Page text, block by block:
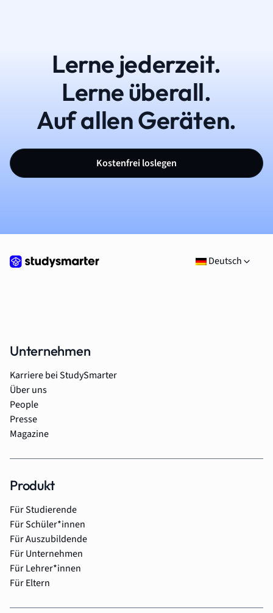
Lerne jederzeit.
Lerne überall.
Auf allen Geräten.
Kostenfrei loslegen
Deutsch
Unternehmen
Karriere bei StudySmarter
Über uns
People
Presse
Magazine
Produkt
Für Studierende
Für Schüler*innen
Für Auszubildende
Für Unternehmen
Für Lehrer*innen
Für Eltern